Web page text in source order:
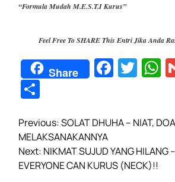
“Formula Mudah M.E.S.T.I Kurus”
Feel Free To SHARE This Entri Jika Anda
Share F
e
b
o
T
er s
A
p
ar
e
P
o
s
t
Previous:SOLAT DHUHA – NIAT,
MELAKSANAKANNYA
Next: NIKMAT SUJUD YANG HILANG
EVERYONE CAN KURUS (NECK)!!